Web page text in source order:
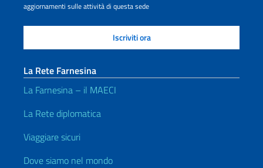
aggiornamenti sulle attività di questa sede
La Rete Farnesina
La Farnesina – il MAECI
La Rete diplomatica
Viaggiare sicuri
Dove siamo nel mondo